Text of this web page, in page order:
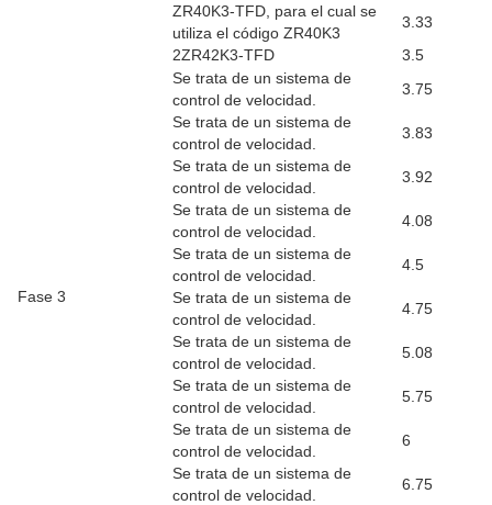
Fase 3
ZR40K3-TFD, para el cual se
utiliza el código ZR40K3
3.33
2ZR42K3-TFD
3.5
Se trata de un sistema de
control de velocidad.
3.75
Se trata de un sistema de
control de velocidad.
3.83
Se trata de un sistema de
control de velocidad.
3.92
Se trata de un sistema de
control de velocidad.
4.08
Se trata de un sistema de
control de velocidad.
4.5
Se trata de un sistema de
control de velocidad.
4.75
Se trata de un sistema de
control de velocidad.
5.08
Se trata de un sistema de
control de velocidad.
5.75
Se trata de un sistema de
control de velocidad.
6
Se trata de un sistema de
control de velocidad.
6.75